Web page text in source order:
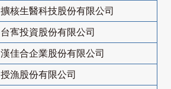
擴核生醫科技股份有限公司
台寯投資股份有限公司
漢佳合企業股份有限公司
授漁股份有限公司